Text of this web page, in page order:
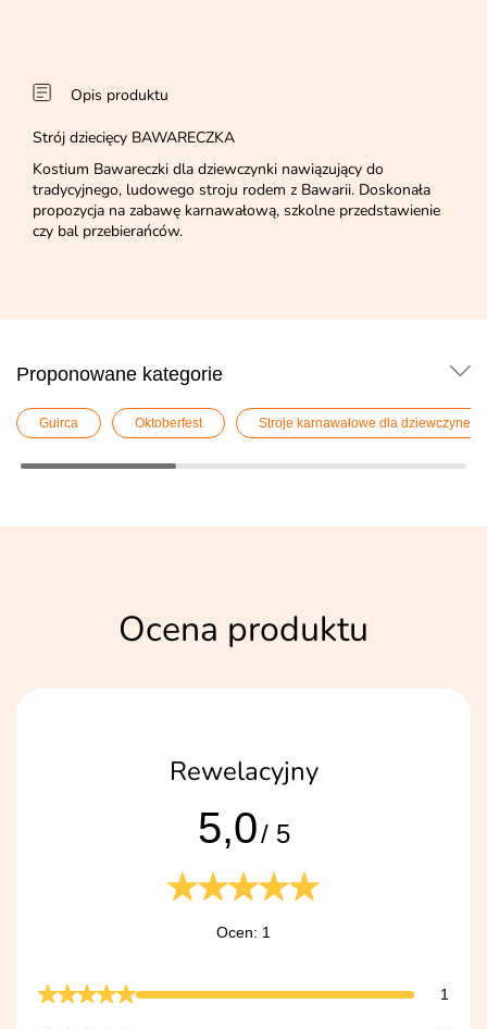
Opis produktu
Strój dziecięcy BAWARECZKA
Kostium Bawareczki dla dziewczynki nawiązujący do
tradycyjnego, ludowego stroju rodem z Bawarii. Doskonała
propozycja na zabawę karnawałową, szkolne przedstawienie
czy bal przebierańców.
Proponowane kategorie
Guirca Oktoberfest Stroje karnawałowe dla dziewczynek
Ocena produktu
Rewelacyjny
5,0/ 5
Ocen: 1
1